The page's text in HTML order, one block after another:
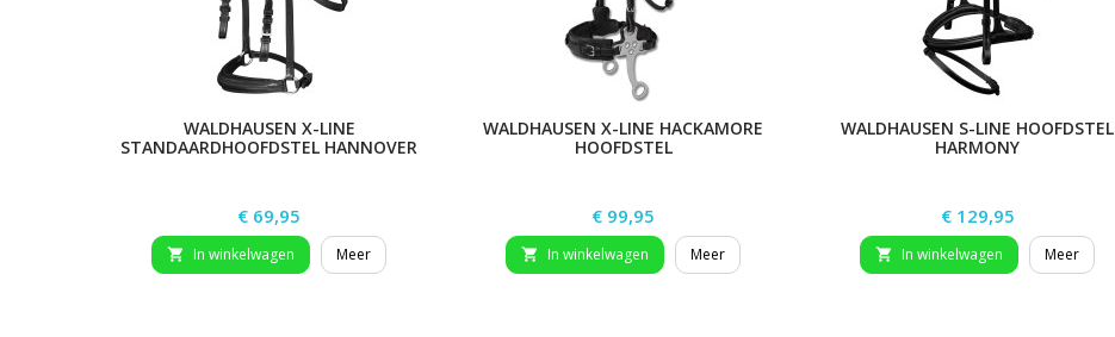
WALDHAUSEN X-LINE
STANDAARDHOOFDSTEL HANNOVER
Prijs
€ 69,95
 In winkelwagen Meer
WALDHAUSEN X-LINE HACKAMORE
HOOFDSTEL
Prijs
€ 99,95
 In winkelwagen Meer
WALDHAUSEN S-LINE HOOFDSTEL
HARMONY
Prijs
€ 129,95
 In winkelwagen Meer